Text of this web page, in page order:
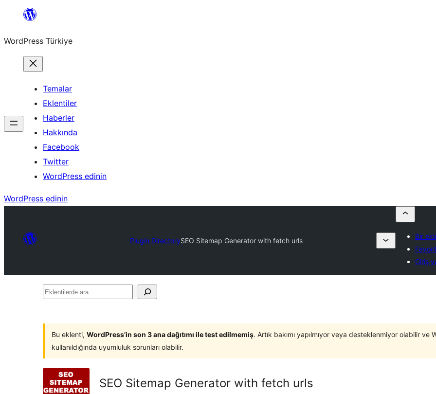
İçeriğe
WordPress Türkiye
Temalar
Eklentiler
Haberler
Hakkında
Facebook
Twitter
WordPress edinin
WordPress edinin
Plugin DirectorySEO Sitemap Generator with fetch urls
Bir
Giriş
Eklentilerde
Bu eklenti, WordPress’in son 3 ana dağıtımı ile test edilmemiş. Artık bakımı yapılmıyor veya desteklenmiyor olabilir
kullanıldığında uyumluluk sorunları olabilir.
SEO Sitemap Generator with fetch urls